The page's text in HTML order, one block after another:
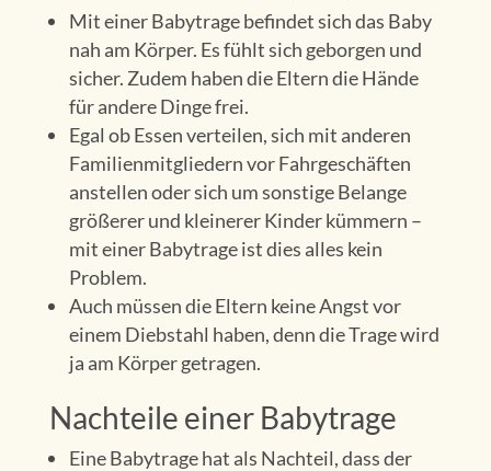
Mit einer Babytrage befindet sich das Baby
nah am Körper. Es fühlt sich geborgen und
sicher. Zudem haben die Eltern die Hände
für andere Dinge frei.
Egal ob Essen verteilen, sich mit anderen
Familienmitgliedern vor Fahrgeschäften
anstellen oder sich um sonstige Belange
größerer und kleinerer Kinder kümmern –
mit einer Babytrage ist dies alles kein
Problem.
Auch müssen die Eltern keine Angst vor
einem Diebstahl haben, denn die Trage wird
ja am Körper getragen.
Nachteile einer Babytrage
Eine Babytrage hat als Nachteil, dass der